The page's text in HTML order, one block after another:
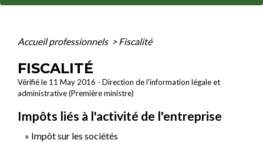
Accueil professionnels > Fiscalité
FISCALITÉ
Vérifié le 11 May 2016 - Direction de l'information légale et
administrative (Première ministre)
Impôts liés à l'activité de l'entreprise
Impôt sur les sociétés